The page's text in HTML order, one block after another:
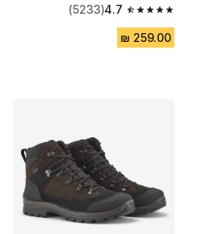
4.7
4.7 out of 5 stars from 5233 reviews
(5233)